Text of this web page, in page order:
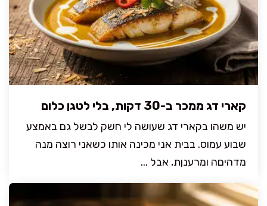
קארי דג ממכר ב-30 דקות, בלי לטגן כלום
יש משהו בקארי דג שעושה לי חשק לבשל גם באמצע
שבוע עמוס. בבית אני מכינה אותו כשאני רוצה מנה
מדהיםה ומרענןת, אבל ...